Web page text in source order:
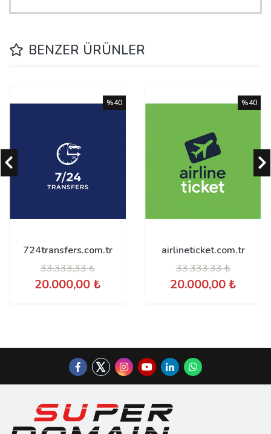
BENZER ÜRÜNLER
724transfers.com.tr
33.333,33 ₺
20.000,00 ₺
%40
airlineticket.com.tr
33.333,33 ₺
20.000,00 ₺
%40